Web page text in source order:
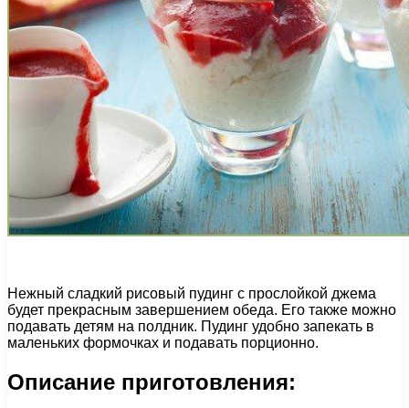
Нежный сладкий рисовый пудинг с прослойкой джема
будет прекрасным завершением обеда. Его также можно
подавать детям на полдник. Пудинг удобно запекать в
маленьких формочках и подавать порционно.
Описание приготовления: